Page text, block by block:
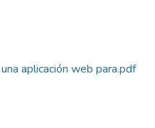
aplicación web para.pdf